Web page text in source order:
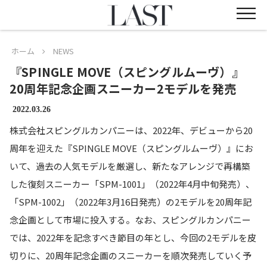
ホーム NEWS
『SPINGLE MOVE（スピングルムーヴ）』
20周年記念企画スニーカー2モデルを発売
2022.03.26
株式会社スピングルカンパニーは、2022年、デビューから20
周年を迎えた『SPINGLE MOVE（スピングルムーヴ）』にお
いて、過去の人気モデルを厳選し、新たなアレンジで再構築
した復刻スニーカー「SPM-1001」（2022年4月中旬発売）、
「SPM-1002」（2022年3月16日発売）の2モデルを20周年記
念企画として市場に投入する。なお、スピングルカンパニー
では、2022年を記念すべき節目の年とし、今回の2モデルを皮
切りに、20周年記念企画のスニーカーを順次発売していく予